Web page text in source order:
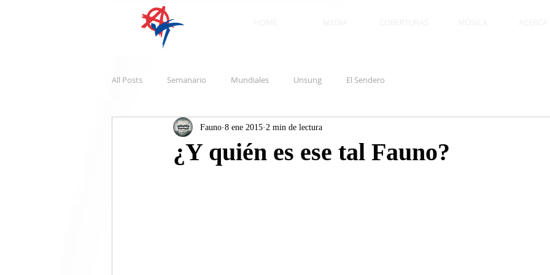
All Posts Semanario Mundiales Unsung El Sendero
¿Y quién es ese tal Fauno?
Fauno 8 ene 2015 2 min de lectura